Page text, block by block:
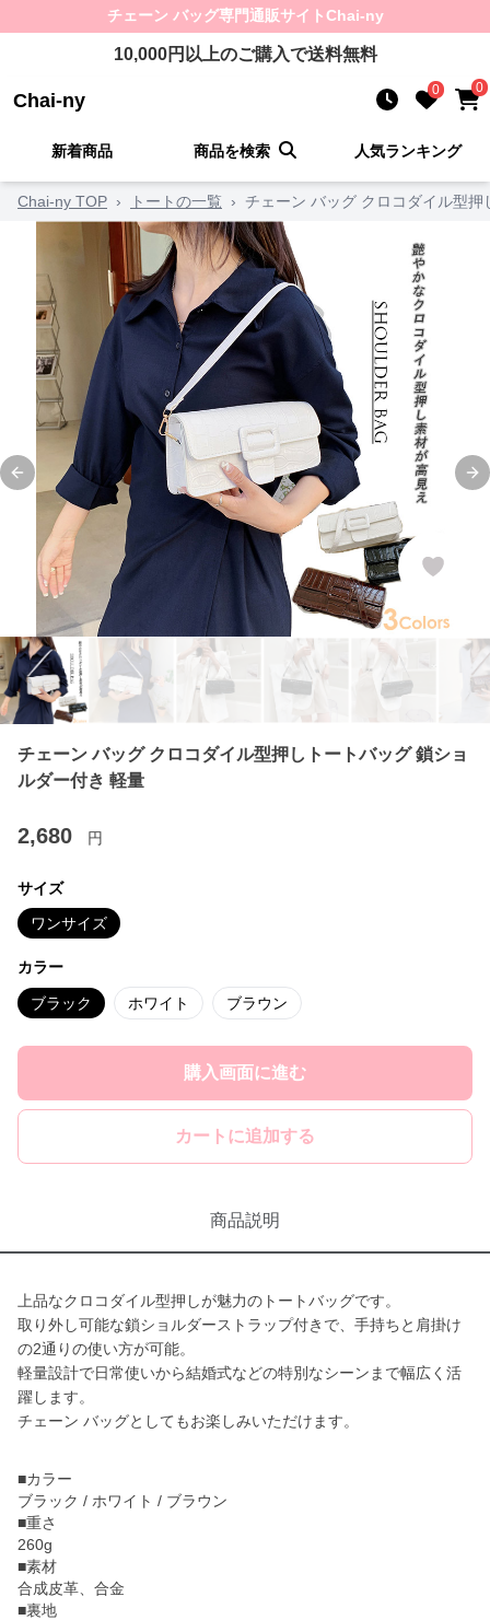
チェーン バッグ専門通販サイトChai-ny
10,000円以上のご購入で送料無料
Chai-ny 0 0
新着商品 商品を検索 人気ランキング
Chai-ny TOP › トートの一覧 › チェーン バッグ クロコダイル型
Previous slide
チェーン バッグ クロコダイル型押しトートバッグ 鎖ショ
ルダー付き 軽量
2,680 円
サイズ
ワンサイズ
カラー
ブラック ホワイト ブラウン
購入画面に進む
カートに追加する
商品説明
上品なクロコダイル型押しが魅力のトートバッグです。
取り外し可能な鎖ショルダーストラップ付きで、手持ちと肩掛け
の2通りの使い方が可能。
軽量設計で日常使いから結婚式などの特別なシーンまで幅広く活
躍します。
チェーン バッグとしてもお楽しみいただけます。
■カラー
ブラック / ホワイト / ブラウン
■重さ
260g
■素材
合成皮革、合金
■裏地